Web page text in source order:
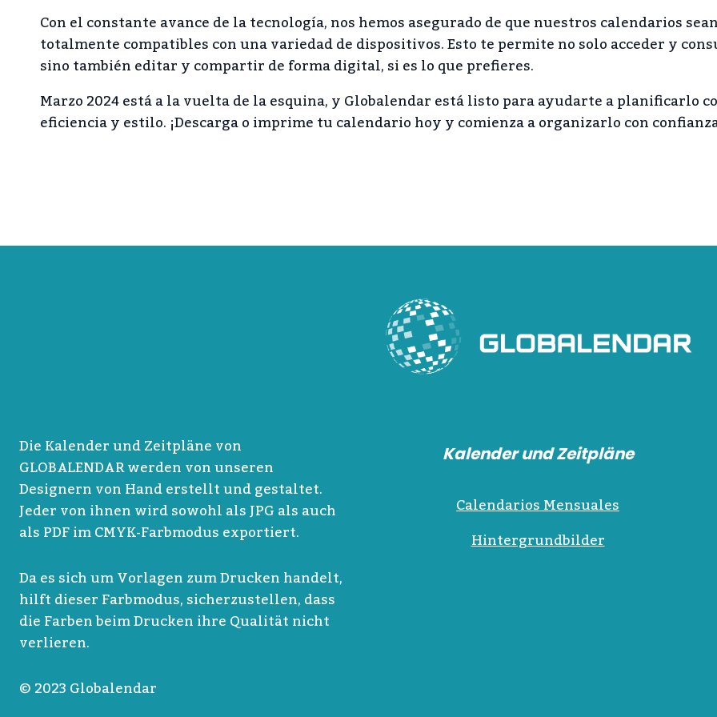
Con el constante avance de la tecnología, nos hemos asegurado de que nuestros calendarios sean
totalmente compatibles con una variedad de dispositivos. Esto te permite no solo acceder y
sino también editar y compartir de forma digital, si es lo que prefieres.
Marzo 2024 está a la vuelta de la esquina, y Globalendar está listo para ayudarte a planificarlo
eficiencia y estilo. ¡Descarga o imprime tu calendario hoy y comienza a organizarlo con
Die Kalender und Zeitpläne von
GLOBALENDAR werden von unseren
Designern von Hand erstellt und gestaltet.
Jeder von ihnen wird sowohl als JPG als auch
als PDF im CMYK-Farbmodus exportiert.
Da es sich um Vorlagen zum Drucken handelt,
hilft dieser Farbmodus, sicherzustellen, dass
die Farben beim Drucken ihre Qualität nicht
verlieren.
© 2023 Globalendar
Kalender und Zeitpläne
Calendarios Mensuales
Hintergrundbilder